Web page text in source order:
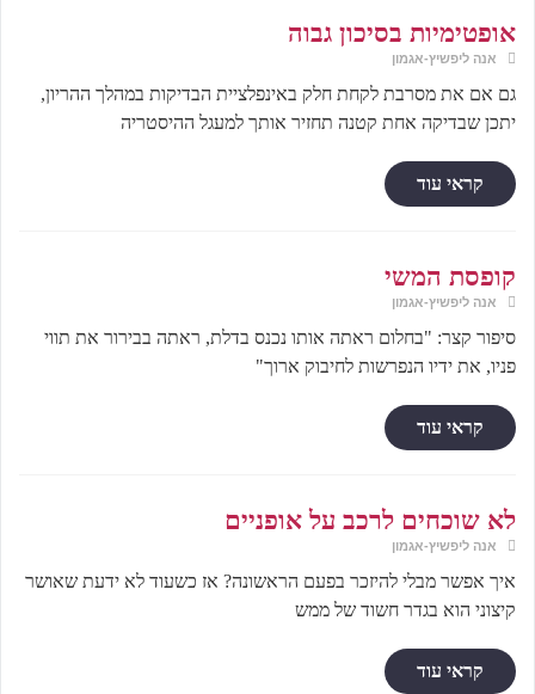
אופטימיות בסיכון גבוה
אנה ליפשיץ-אגמון
גם אם את מסרבת לקחת חלק באינפלציית הבדיקות במהלך ההריון,
יתכן שבדיקה אחת קטנה תחזיר אותך למעגל ההיסטריה
קראי עוד
קופסת המשי
אנה ליפשיץ-אגמון
סיפור קצר: "בחלום ראתה אותו נכנס בדלת, ראתה בבירור את תווי
פניו, את ידיו הנפרשות לחיבוק ארוך"
קראי עוד
לא שוכחים לרכב על אופניים
אנה ליפשיץ-אגמון
איך אפשר מבלי להיזכר בפעם הראשונה? אז כשעוד לא ידעת שאושר
קיצוני הוא בגדר חשוד של ממש
קראי עוד